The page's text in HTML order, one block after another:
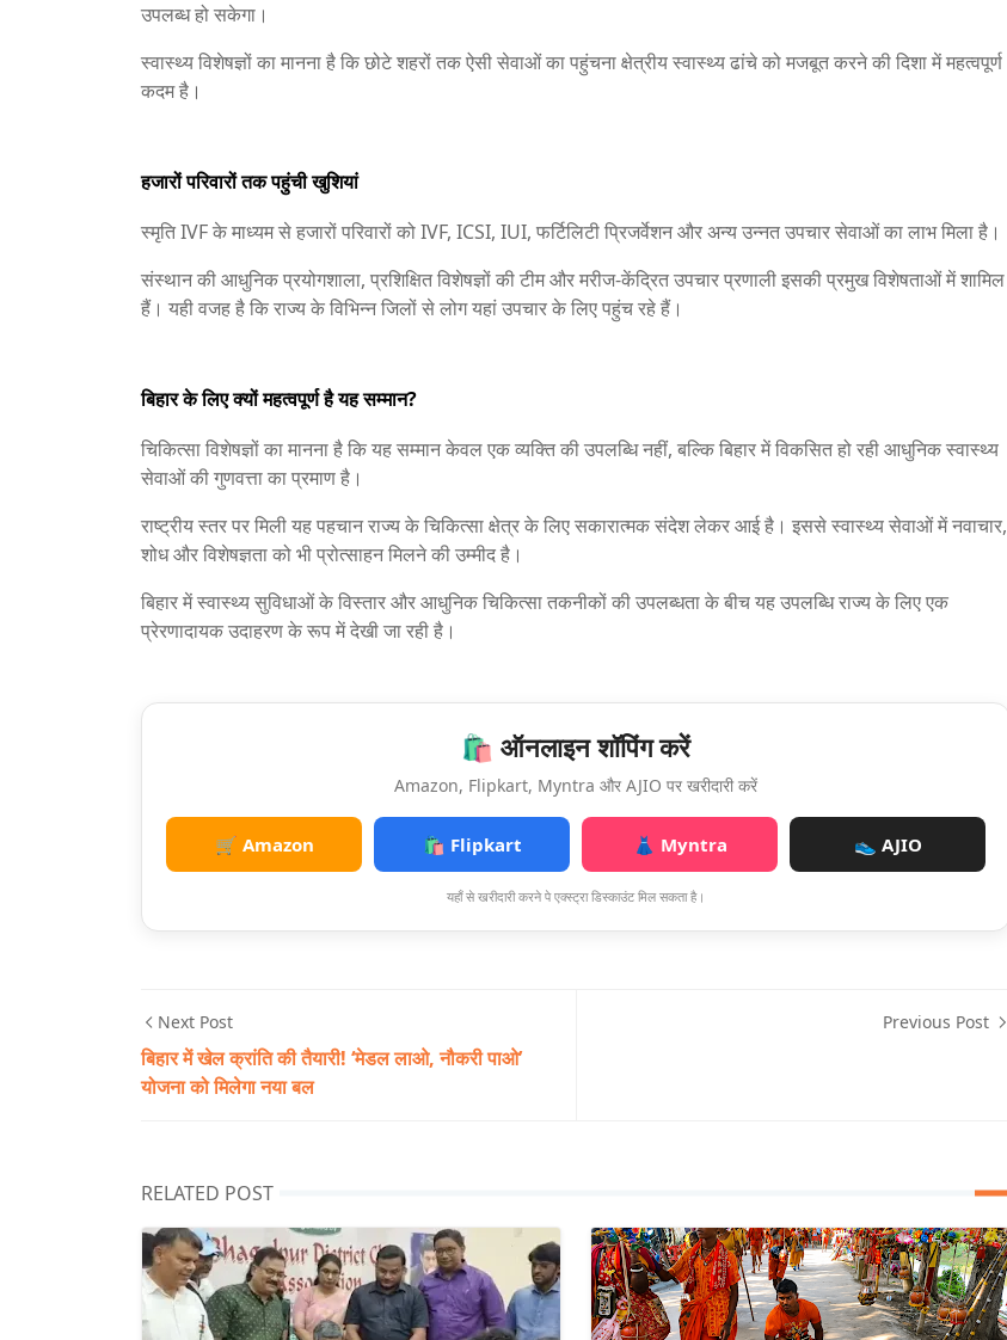
उपलब्ध हो सकेगा।
स्वास्थ्य विशेषज्ञों का मानना है कि छोटे शहरों तक ऐसी सेवाओं का पहुंचना क्षेत्रीय स्वास्थ्य ढांचे को मजबूत करने की दिशा में महत्वपूर्ण
कदम है।
हजारों परिवारों तक पहुंची खुशियां
स्मृति IVF के माध्यम से हजारों परिवारों को IVF, ICSI, IUI, फर्टिलिटी प्रिजर्वेशन और अन्य उन्नत उपचार सेवाओं का लाभ मिला है।
संस्थान की आधुनिक प्रयोगशाला, प्रशिक्षित विशेषज्ञों की टीम और मरीज-केंद्रित उपचार प्रणाली इसकी प्रमुख विशेषताओं में शामिल
हैं। यही वजह है कि राज्य के विभिन्न जिलों से लोग यहां उपचार के लिए पहुंच रहे हैं।
बिहार के लिए क्यों महत्वपूर्ण है यह सम्मान?
चिकित्सा विशेषज्ञों का मानना है कि यह सम्मान केवल एक व्यक्ति की उपलब्धि नहीं, बल्कि बिहार में विकसित हो रही आधुनिक स्वास्थ्य
सेवाओं की गुणवत्ता का प्रमाण है।
राष्ट्रीय स्तर पर मिली यह पहचान राज्य के चिकित्सा क्षेत्र के लिए सकारात्मक संदेश लेकर आई है। इससे स्वास्थ्य सेवाओं में नवाचार,
शोध और विशेषज्ञता को भी प्रोत्साहन मिलने की उम्मीद है।
बिहार में स्वास्थ्य सुविधाओं के विस्तार और आधुनिक चिकित्सा तकनीकों की उपलब्धता के बीच यह उपलब्धि राज्य के लिए एक
प्रेरणादायक उदाहरण के रूप में देखी जा रही है।
🛍️ ऑनलाइन शॉपिंग करें
Amazon, Flipkart, Myntra और AJIO पर खरीदारी करें
🛒 Amazon 🛍️ Flipkart 👗 Myntra 👟 AJIO
यहाँ से खरीदारी करने पे एक्स्ट्रा डिस्काउंट मिल सकता है।
Next Post
बिहार में खेल क्रांति की तैयारी! ‘मेडल लाओ, नौकरी पाओ’
योजना को मिलेगा नया बल
Previous Post
RELATED POST